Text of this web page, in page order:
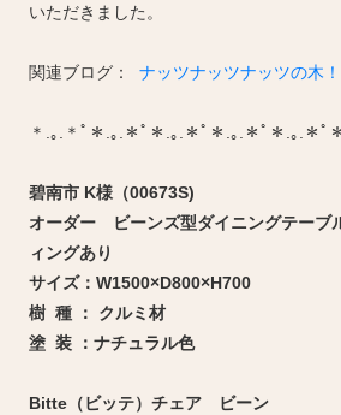
いただきました。
関連ブログ： ナッツナッツナッツの木！
＊.｡.＊ﾟ＊.｡.＊ﾟ＊.｡.＊ﾟ＊.｡.＊ﾟ＊.｡.＊ﾟ
碧南市 K様（00673S)
オーダー ビーンズ型ダイニングテーブ
ィングあり
サイズ：W1500×D800×H700
樹 種 ： クルミ材
塗 装 ：ナチュラル色
Bitte（ビッテ）チェア ビーン